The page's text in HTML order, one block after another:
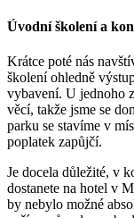
Úvodní školení a
Krátce poté nás
školení ohledně
vybavení. U jednoho
věcí, takže jsme se
parku se stavíme v
poplatek zapůjčí.
Je docela důležité, v
dostanete na hotel v
by nebylo možné